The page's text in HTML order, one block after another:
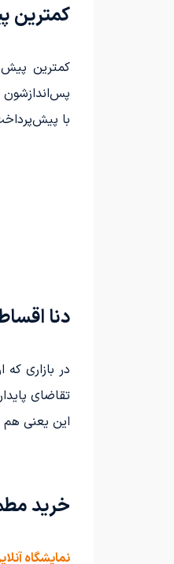
کمترین
کمترین
پس‌اندازشون
با
دنا
در بازاری
تقاضای
این یعنی هم
خرید
نمایشگاه